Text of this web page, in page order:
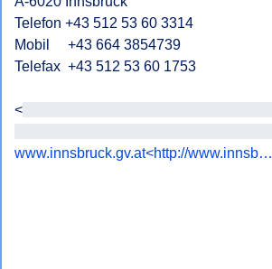
Telefon +43 512 53 60 3314
Mobil     +43 664 3854739
Telefax  +43 512 53 60 1753
<
www.innsbruck.gv.at<http://www.innsb…